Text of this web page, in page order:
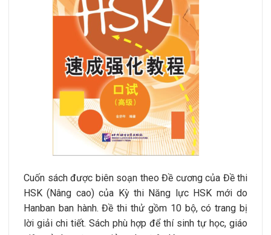
Cuốn sách được biên soạn theo Đề cương của Đề thi
HSK (Nâng cao) của Kỳ thi Năng lực HSK mới do
Hanban ban hành. Đề thi thử gồm 10 bộ, có trang bị
lời giải chi tiết. Sách phù hợp để thí sinh tự học, giáo